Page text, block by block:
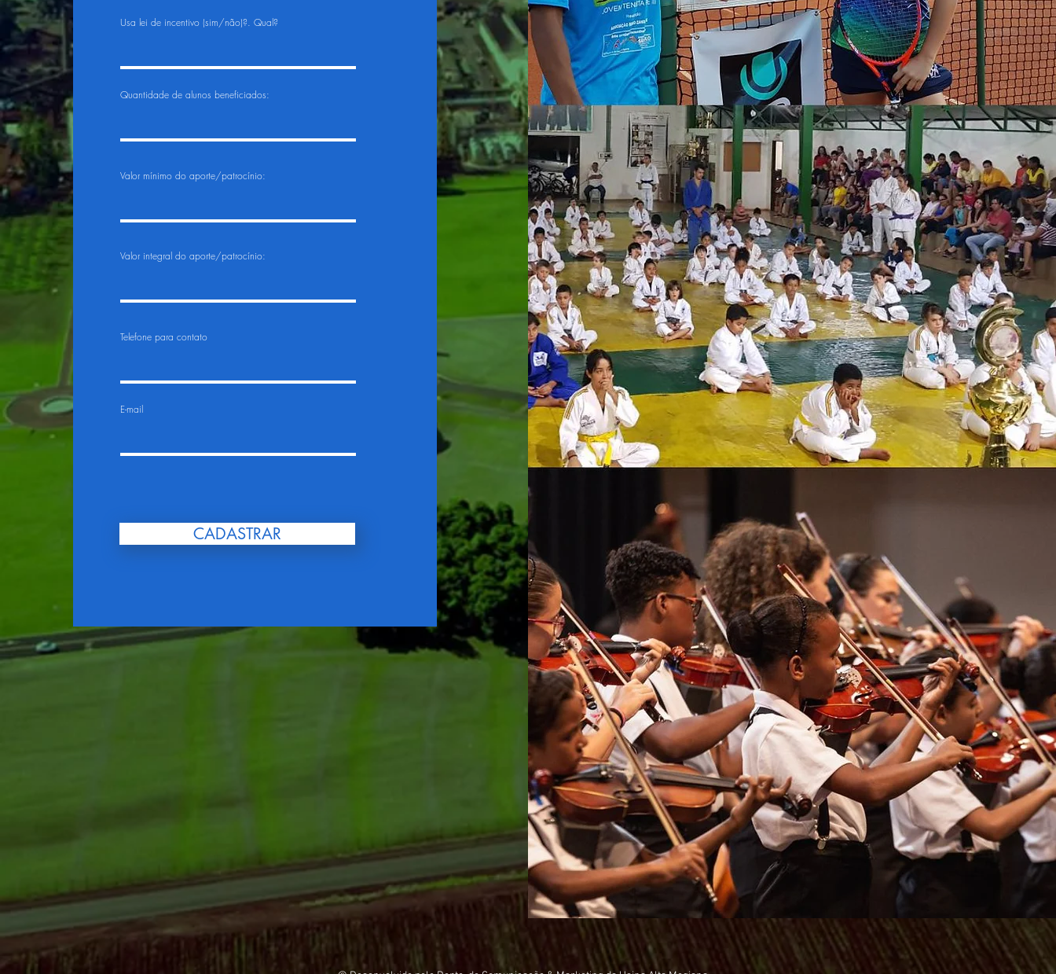
Usa lei de incentivo (sim/não)?. Qual?
Quantidade de alunos beneficiados:
Valor mínimo do aporte/patrocínio:
Valor integral do aporte/patrocínio:
Telefone para contato
E-mail
CADASTRAR